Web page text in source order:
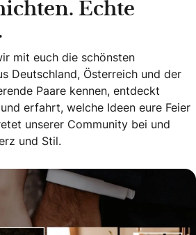
Echte
mit euch die schönsten
Deutschland, Österreich und der
Paare kennen, entdeckt
erfahrt, welche Ideen eure Feier
unserer Community bei und
und Stil.
Emotionen.